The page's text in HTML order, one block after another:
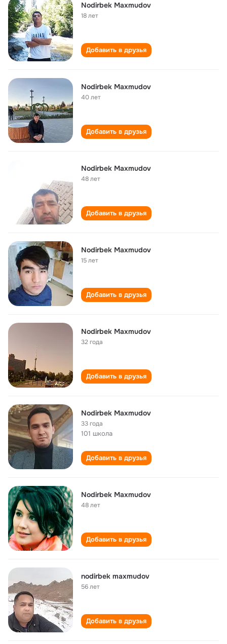
Nodirbek Maxmudov
18 лет
Добавить в друзья
Nodirbek Maxmudov
40 лет
Добавить в друзья
Nodirbek Maxmudov
48 лет
Добавить в друзья
Nodirbek Maxmudov
15 лет
Добавить в друзья
Nodirbek Maxmudov
32 года
Добавить в друзья
Nodirbek Maxmudov
33 года
101 школа
Добавить в друзья
Nodirbek Maxmudov
48 лет
Добавить в друзья
nodirbek maxmudov
56 лет
Добавить в друзья